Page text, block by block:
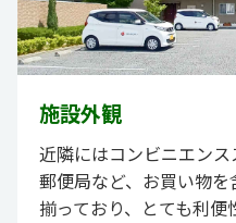
施設外観
近隣にはコンビニエンス
郵便局など、お買い物
揃っており、とても利